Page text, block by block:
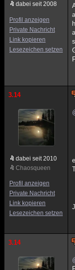
dabei seit 2008
Profil anzeigen
Private Nachricht
Link kopieren
Lesezeichen setzen
3.14
dabei seit 2010
Chaosqueen
Profil anzeigen
Private Nachricht
Link kopieren
Lesezeichen setzen
3.14